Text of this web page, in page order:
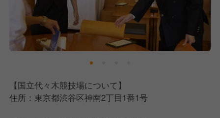
【国立代々木競技場について】
住所：東京都渋谷区神南2丁目1番1号